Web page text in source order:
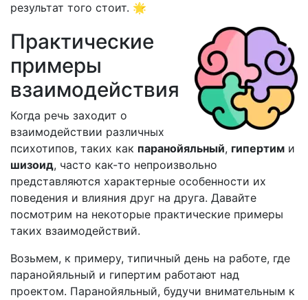
результат того стоит. 🌟
Практические
примеры
взаимодействия
Когда речь заходит о
взаимодействии различных
психотипов, таких как паранойяльный, гипертим и
шизоид, часто как-то непроизвольно
представляются характерные особенности их
поведения и влияния друг на друга. Давайте
посмотрим на некоторые практические примеры
таких взаимодействий.
Возьмем, к примеру, типичный день на работе, где
паранойяльный и гипертим работают над
проектом. Паранойяльный, будучи внимательным к